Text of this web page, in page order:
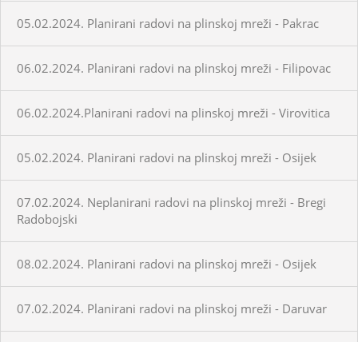
05.02.2024. Planirani radovi na plinskoj mreži - Pakrac
06.02.2024. Planirani radovi na plinskoj mreži - Filipovac
06.02.2024.Planirani radovi na plinskoj mreži - Virovitica
05.02.2024. Planirani radovi na plinskoj mreži - Osijek
07.02.2024. Neplanirani radovi na plinskoj mreži - Bregi
Radobojski
08.02.2024. Planirani radovi na plinskoj mreži - Osijek
07.02.2024. Planirani radovi na plinskoj mreži - Daruvar